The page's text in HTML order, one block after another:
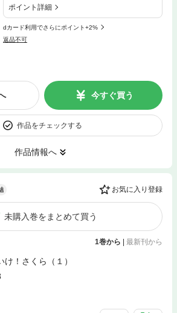
ポイント詳細
dカード利用でさらにポイント+2%
返品不可
今すぐ買う
作品をチェックする
作品情報へ
お気に入り登録
未購入巻をまとめて買う
1巻から | 最新刊から
け！さくら（１）